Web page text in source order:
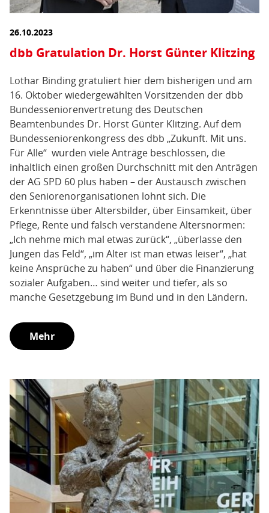
26.10.2023
dbb Gratulation Dr. Horst Günter Klitzing
Lothar Binding gratuliert hier dem bisherigen und am
16. Oktober wiedergewählten Vorsitzenden der dbb
Bundesseniorenvertretung des Deutschen
Beamtenbundes Dr. Horst Günter Klitzing. Auf dem
Bundesseniorenkongress des dbb „Zukunft. Mit uns.
Für Alle“ wurden viele Anträge beschlossen, die
inhaltlich einen großen Durchschnitt mit den Anträgen
der AG SPD 60 plus haben – der Austausch zwischen
den Seniorenorganisationen lohnt sich. Die
Erkenntnisse über Altersbilder, über Einsamkeit, über
Pflege, Rente und falsch verstandene Altersnormen:
„Ich nehme mich mal etwas zurück“, „überlasse den
Jungen das Feld“, „im Alter ist man etwas leiser“, „hat
keine Ansprüche zu haben“ und über die Finanzierung
sozialer Aufgaben… sind weiter und tiefer, als so
manche Gesetzgebung im Bund und in den Ländern.
Mehr